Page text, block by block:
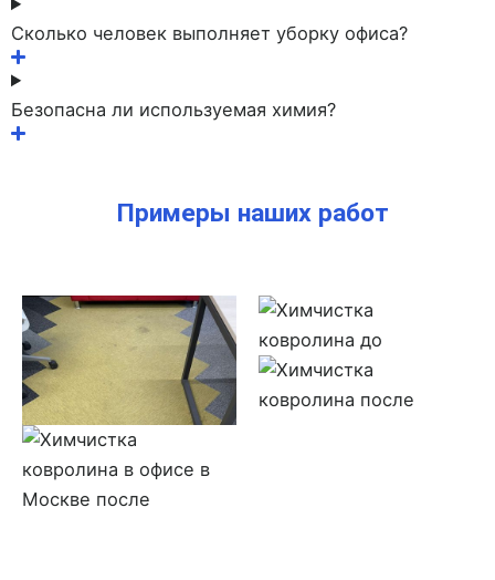
Сколько человек выполняет уборку офиса?
Безопасна ли используемая химия?
Примеры наших работ